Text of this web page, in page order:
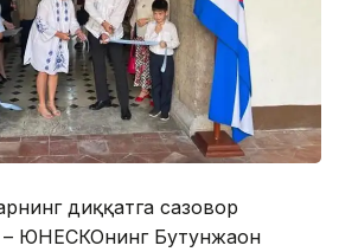
диққатга сазовор
ЮНЕСКОнинг Бутунжаҳон